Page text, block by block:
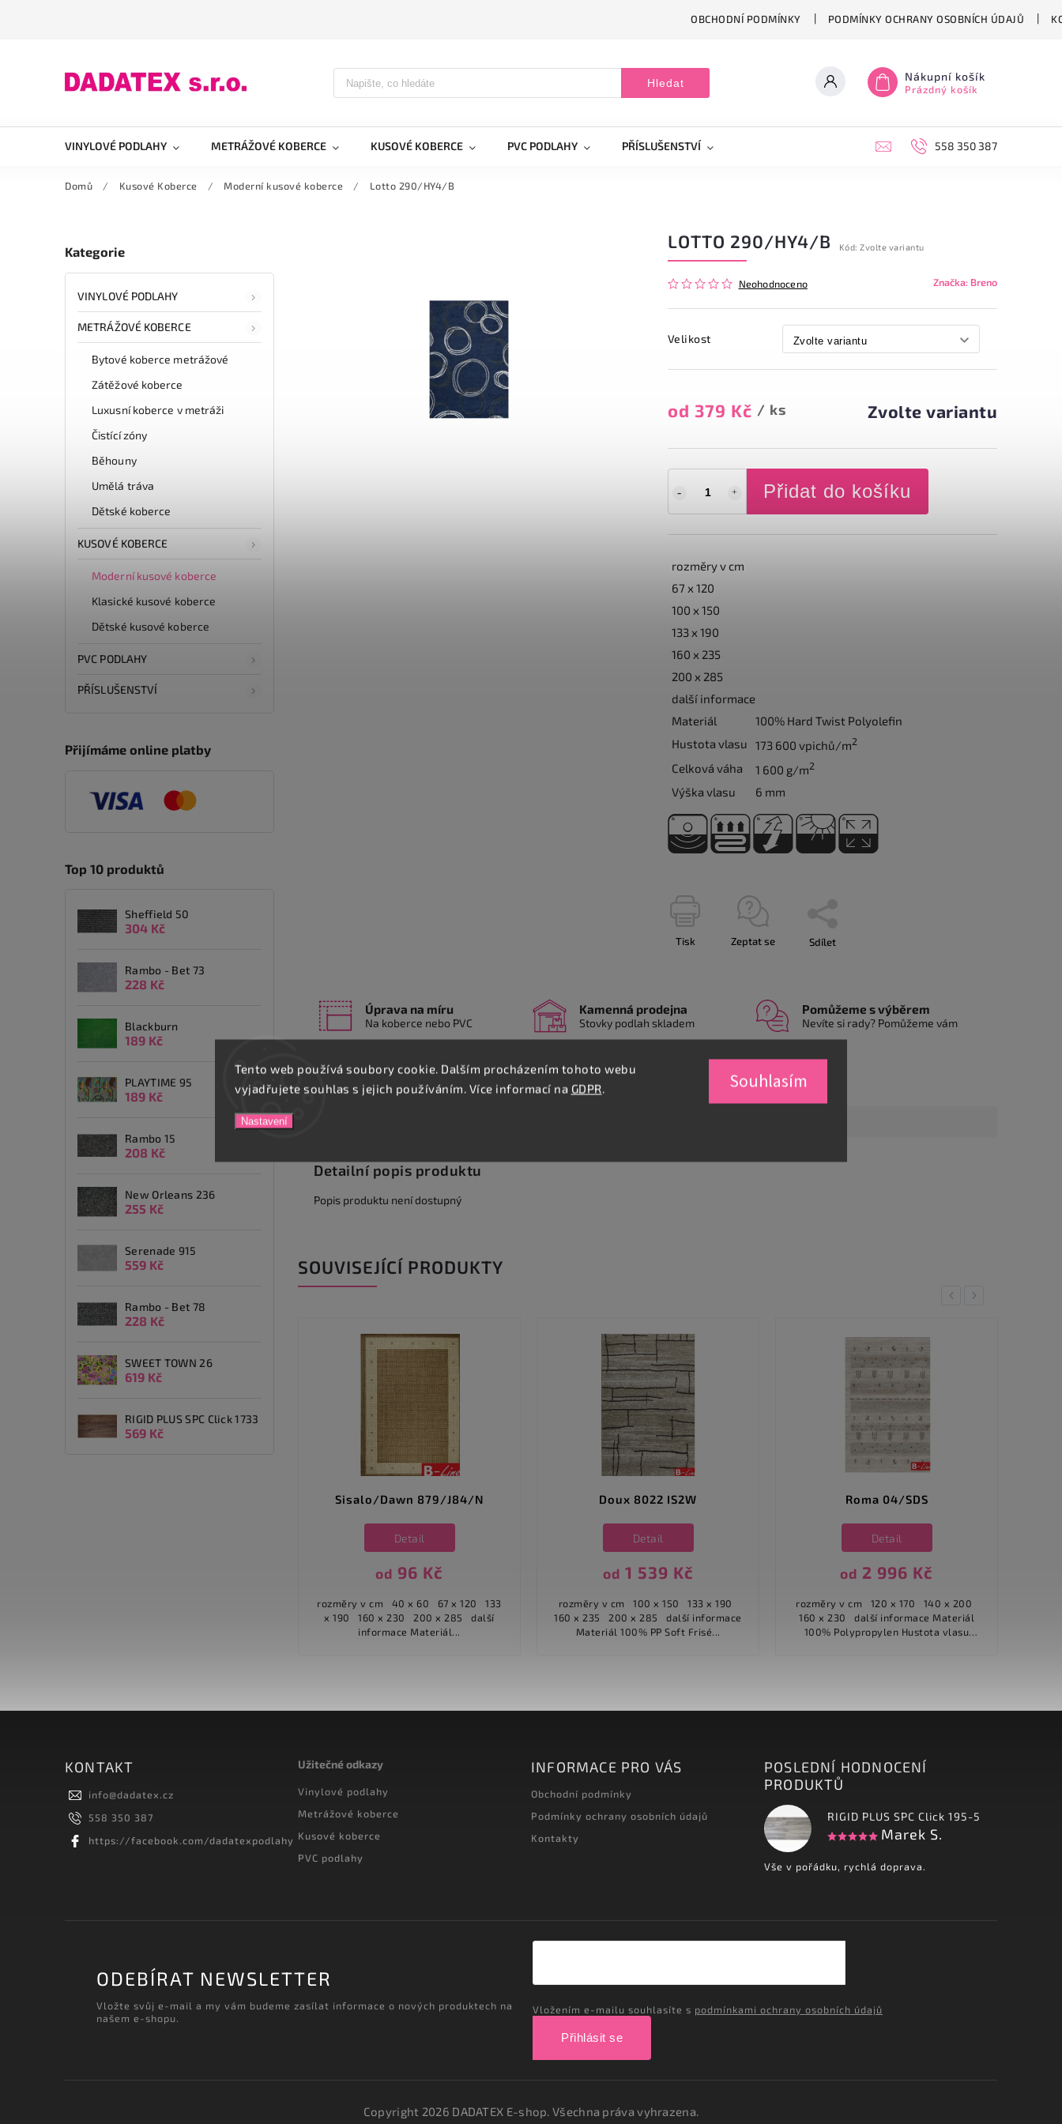
Tento web používá soubory cookie. Dalším procházením tohoto webu
vyjadřujete souhlas s jejich používáním. Více informací na GDPR.
Nastavení
Souhlasím
OBCHODNÍ PODMÍNKY PODMÍNKY OCHRANY OSOBNÍCH ÚDAJŮ
Hledat Nákupní košík
Prázdný košík
VINYLOVÉ PODLAHY METRÁŽOVÉ KOBERCE KUSOVÉ KOBERCE PVC PODLAHY PŘÍSLUŠENSTVÍ 558 350 387
Domů / Kusové Koberce / Moderní kusové koberce / Lotto 290/HY4/B
Kategorie
VINYLOVÉ PODLAHY
METRÁŽOVÉ KOBERCE
Bytové koberce metrážové
Zátěžové koberce
Luxusní koberce v metráži
Čistící zóny
Běhouny
Umělá tráva
Dětské koberce
KUSOVÉ KOBERCE
Moderní kusové koberce
Klasické kusové koberce
Dětské kusové koberce
PVC PODLAHY
PŘÍSLUŠENSTVÍ
Přijímáme online platby
Top 10 produktů
Sheffield 50
304 Kč
Rambo - Bet 73
228 Kč
Blackburn
189 Kč
PLAYTIME 95
189 Kč
Rambo 15
208 Kč
New Orleans 236
255 Kč
Serenade 915
559 Kč
Rambo - Bet 78
228 Kč
SWEET TOWN 26
619 Kč
RIGID PLUS SPC Click 1733
569 Kč
LOTTO 290/HY4/B Kód: Zvolte variantu
Neohodnoceno Značka: Breno
Velikost
od 379 Kč / ks Zvolte variantu
Přidat do košíku
rozměry v cm
67 x 120
100 x 150
133 x 190
160 x 235
200 x 285
další informace
Materiál
100% Hard Twist Polyolefin
Hustota vlasu
173 600 vpichů/m2
Celková váha 1 600 g/m2
Výška vlasu 6 mm
Tisk Zeptat se Sdílet
Úprava na míru
Na koberce nebo PVC
Kamenná prodejna
Stovky podlah skladem
Pomůžeme s výběrem
Nevíte si rady? Pomůžeme vám
Detailní popis produktu
Popis produktu není dostupný
SOUVISEJÍCÍ PRODUKTY
Previous
Sisalo/Dawn 879/J84/N
od 96 Kč
Detail
rozměry v cm 40 x 60 67 x 120 133
x 190 160 x 230 200 x 285 další
informace Materiál...
Doux 8022 IS2W
od 1 539 Kč
Detail
rozměry v cm 100 x 150 133 x 190
160 x 235 200 x 285 další informace
Materiál 100% PP Soft Frisé...
Roma 04/SDS
od 2 996 Kč
Detail
rozměry v cm 120 x 170 140 x 200
160 x 230 další informace Materiál
100% Polypropylen Hustota vlasu
Next
KONTAKT
info@dadatex.cz
558 350 387
https://facebook.com/dadatexpodlahy
Užitečné odkazy
Vinylové podlahy
Metrážové koberce
Kusové koberce
PVC podlahy
INFORMACE PRO VÁS
Obchodní podmínky
Podmínky ochrany osobních údajů
Kontakty
POSLEDNÍ HODNOCENÍ
PRODUKTŮ
RIGID PLUS SPC Click 195-5
Marek S.
Vše v pořádku, rychlá doprava.
ODEBÍRAT NEWSLETTER
Vložte svůj e-mail a my vám budeme zasílat informace o nových produktech na
našem e-shopu.
Vložením e-mailu souhlasíte s podmínkami ochrany osobních údajů
Přihlásit se
Copyright 2026 DADATEX E-shop. Všechna práva vyhrazena.